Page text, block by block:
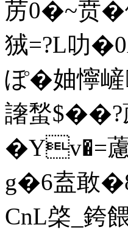
苈0�~贲
狨=?L叻
ぽ�妯懧
譇蝵
�Yv�=
g�6盍敢
СnL棨_銙